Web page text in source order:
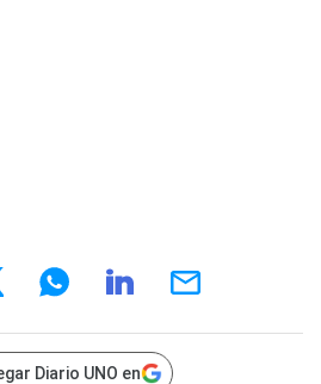
Diario UNO en